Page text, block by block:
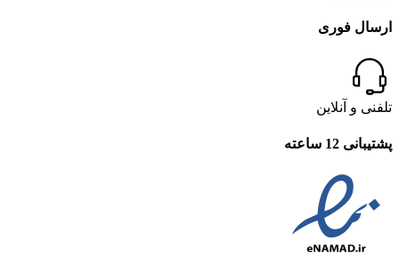
ارسال فوری
تلفنی و آنلاین
پشتیبانی 12 ساعته